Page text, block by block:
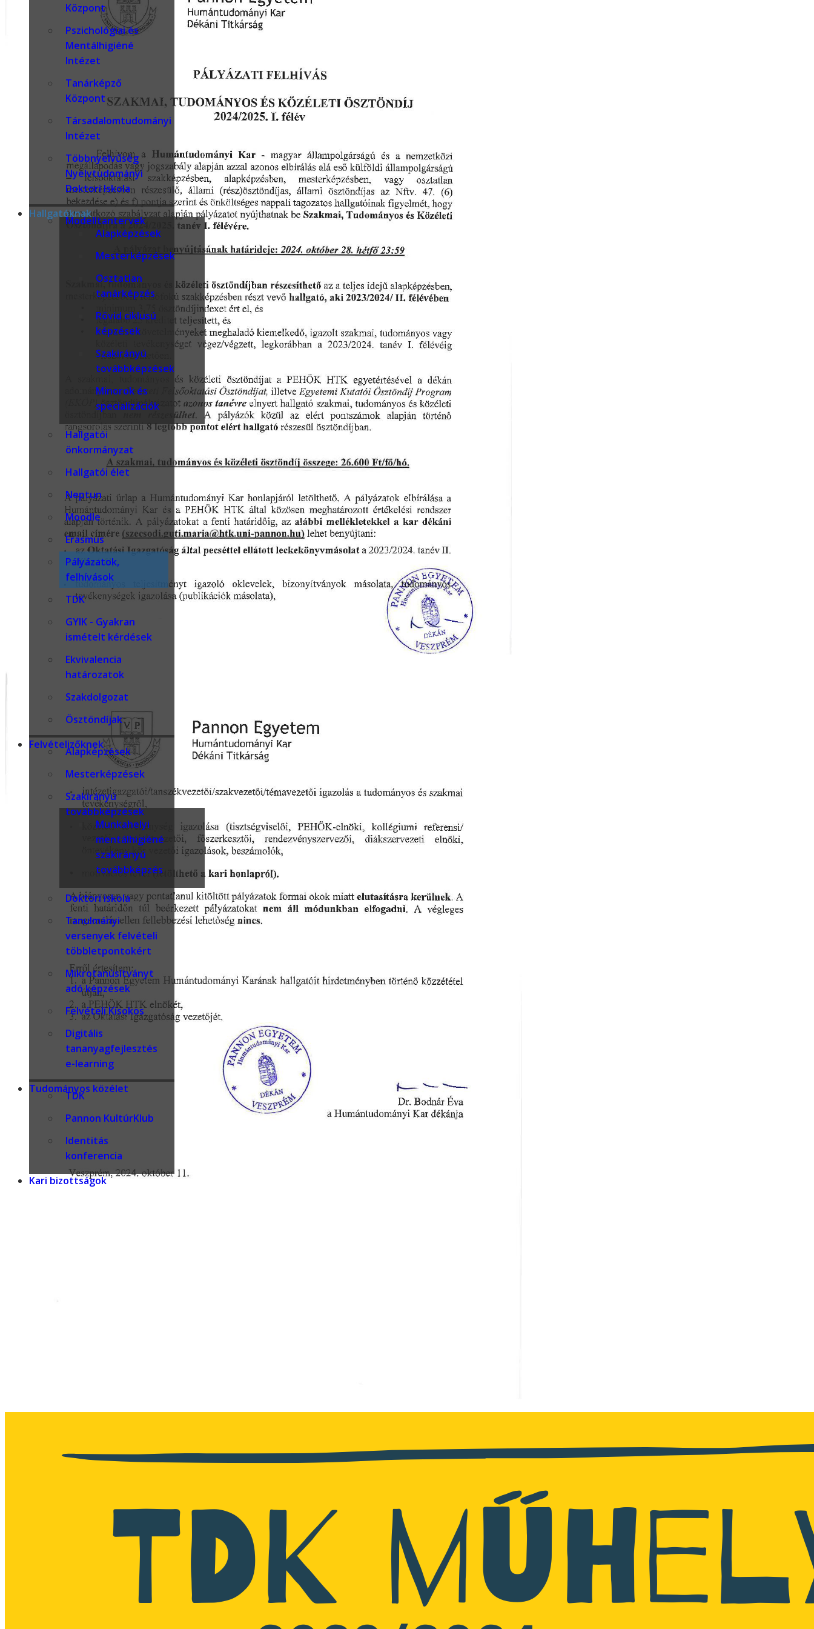
Központ
Pszichológiai és
Mentálhigiéné
Intézet
Tanárképző
Központ
Társadalomtudományi
Intézet
Többnyelvűség
Nyelvtudományi
Doktori Iskola
Hallgatóknak
Modelltantervek
Alapképzések
Mesterképzések
Osztatlan
tanárképzés
Rövid ciklusú
képzések
Szakirányú
továbbképzések
Minorok és
specializációk
Hallgatói
önkormányzat
Hallgatói élet
Neptun
Moodle
Erasmus
Pályázatok,
felhívások
TDK
GYIK - Gyakran
ismételt kérdések
Ekvivalencia
határozatok
Szakdolgozat
Ösztöndíjak
Felvételizőknek
Alapképzések
Mesterképzések
Szakirányú
továbbképzések
Munkahelyi
mentálhigiéné
szakirányú
továbbképzés
Doktori iskola
Tanulmányi
versenyek felvételi
többletpontokért
Mikrotanúsítványt
adó képzések
Felvételi Kisokos
Digitális
tananyagfejlesztés
e-learning
Tudományos közélet
TDK
Pannon KultúrKlub
Identitás
konferencia
Kari bizottságok